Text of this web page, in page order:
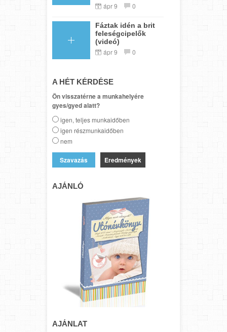
ápr 9 0
Fáztak idén a brit
feleségcipelők
(videó)
ápr 9 0
A HÉT KÉRDÉSE
Ön visszatérne a munkahelyére
gyes/gyed alatt?
igen, teljes munkaidőben
igen részmunkaidőben
nem
Eredmények
AJÁNLÓ
AJÁNLAT